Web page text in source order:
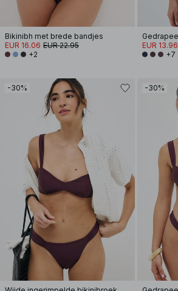
Bikinibh met brede bandjes
EUR 16.06 EUR 22.95
+2
EUR 13.96
+7
-30% -30%